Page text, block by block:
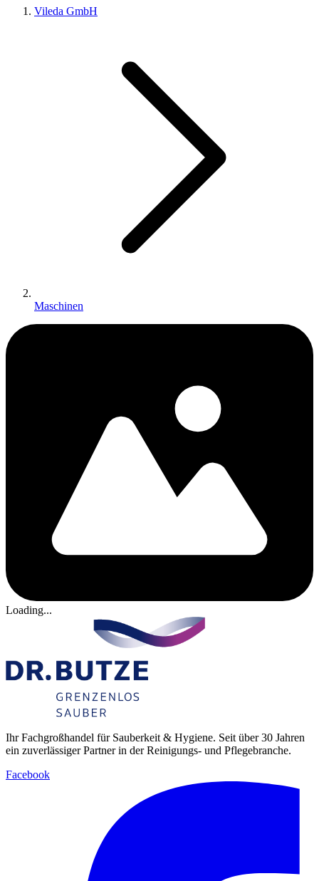
Vileda GmbH
Maschinen
Loading...
Ihr Fachgroßhandel für Sauberkeit & Hygiene. Seit über 30 Jahren
ein zuverlässiger Partner in der Reinigungs- und Pflegebranche.
Facebook